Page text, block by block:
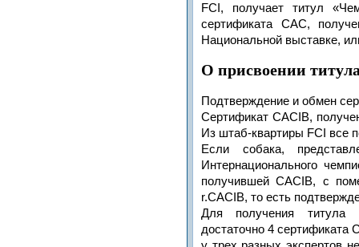
FCI, получает титул
сертификата САС,
Национальной выставке,
О присвоении
Подтверждение и обмен
Сертификат CACIB,
Из штаб-квартиры FCI все
Если собака,
Интернационального
получившей CACIB, с
r.CACIB, то есть
Для получения титула
достаточно 4 сертификата